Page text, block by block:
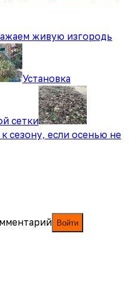
живую изгородь
Установка
сетки
сезону, если осенью не
Войти